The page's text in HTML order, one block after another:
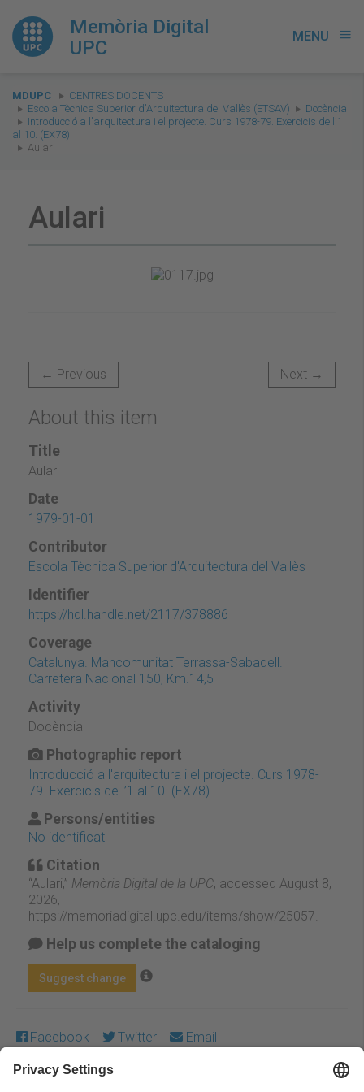
Memòria Digital
UPC
MENU menu
You
are
here:
MDUPC
CENTRES DOCENTS
Escola Tècnica Superior d'Arquitectura del Vallès (ETSAV)
Docència
Introducció a l'arquitectura i el projecte. Curs 1978-79. Exercicis de l’1
al 10. (EX78)
Aulari
Aulari
← Previous Next →
About this item
Title
Aulari
Date
1979-01-01
Contributor
Escola Tècnica Superior d'Arquitectura del Vallès
Identifier
https://hdl.handle.net/2117/378886
Coverage
Catalunya. Mancomunitat Terrassa-Sabadell.
Carretera Nacional 150, Km.14,5
Activity
Docència
Photographic report
Introducció a l'arquitectura i el projecte. Curs 1978-
79. Exercicis de l’1 al 10. (EX78)
Persons/entities
No identificat
Citation
“Aulari,” Memòria Digital de la UPC, accessed August 8,
2026,
https://memoriadigital.upc.edu/items/show/25057
Help us complete the cataloging
Suggest change
Facebook Twitter Email